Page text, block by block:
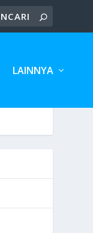
LAINNYA